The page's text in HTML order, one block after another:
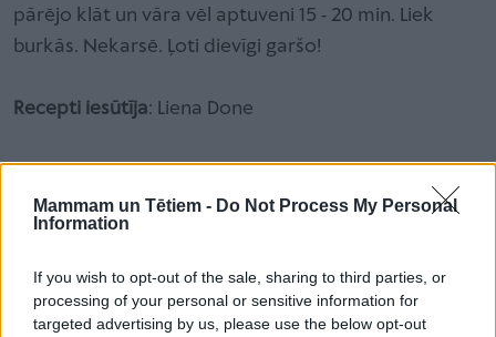
Mammam un Tētiem - Do Not Process My Personal
Information
If you wish to opt-out of the sale, sharing to third parties, or
processing of your personal or sensitive information for
targeted advertising by us, please use the below opt-out
pārējo klāt un vāra vēl aptuveni 15 - 20 min. Liek
burkās. Nekarsē. Ļoti dievīgi garšo!
Recepti iesūtīja: Liena Done
Lasītākais
Veggy Cereal – inovācija brokastu pārslu tirgū